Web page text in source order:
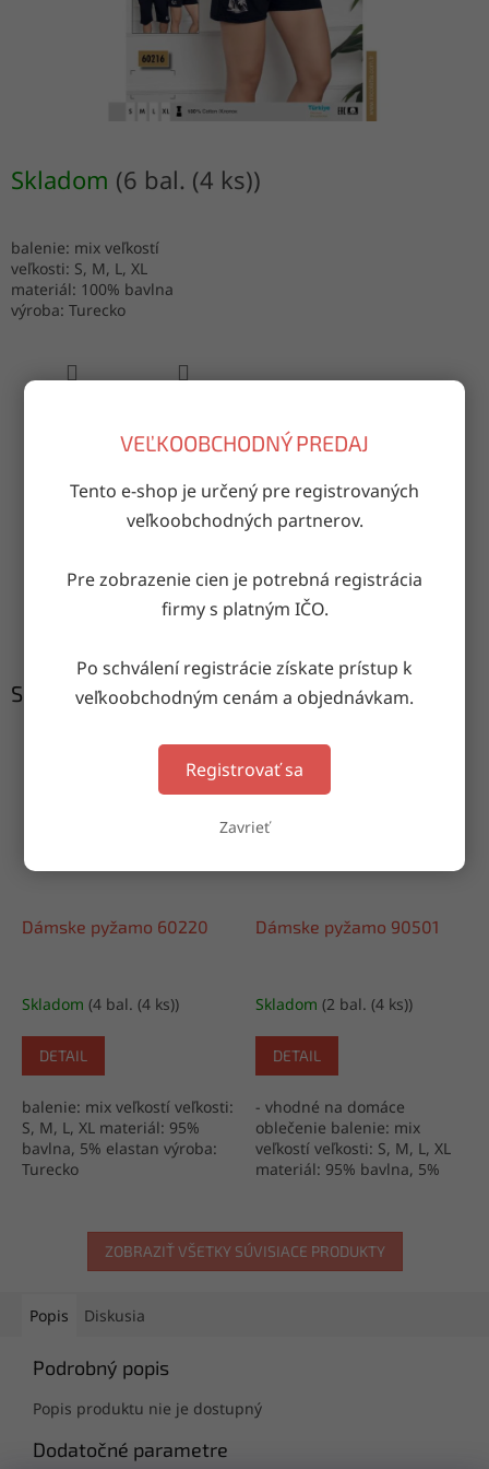
VEĽKOOBCHODNÝ PREDAJ
Tento e-shop je určený pre registrovaných
veľkoobchodných partnerov.
Pre zobrazenie cien je potrebná registrácia
firmy s platným IČO.
Po schválení registrácie získate prístup k
veľkoobchodným cenám a objednávkam.
Registrovať sa
Zavrieť
Skladom (6 bal. (4 ks))
balenie: mix veľkostí
veľkosti: S, M, L, XL
materiál: 100% bavlna
výroba: Turecko
Doručenie do druhého dňa
na akúkoľvek adresu
Garancia doručenia
Súvisiaci tovar
Dámske pyžamo 60220
Skladom (4 bal. (4 ks))
DETAIL
balenie: mix veľkostí veľkosti:
S, M, L, XL materiál: 95%
bavlna, 5% elastan výroba:
Turecko
Dámske pyžamo 90501
Skladom (2 bal. (4 ks))
DETAIL
- vhodné na domáce
oblečenie balenie: mix
veľkostí veľkosti: S, M, L, XL
materiál: 95% bavlna, 5%
ZOBRAZIŤ VŠETKY SÚVISIACE PRODUKTY
Popis Diskusia
Podrobný popis
Popis produktu nie je dostupný
Dodatočné parametre